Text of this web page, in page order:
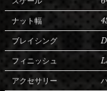
ナット幅
ブレイシング
フィニッシュ
アクセサリー